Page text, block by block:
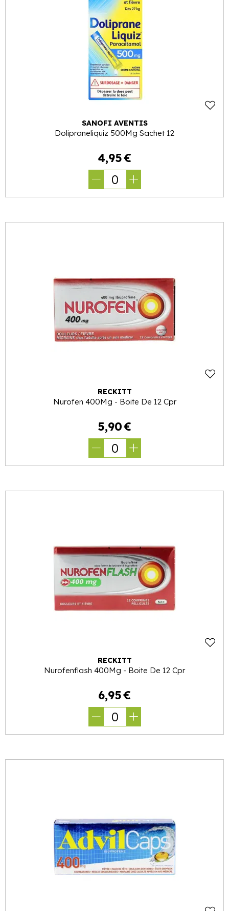
SANOFI AVENTIS
Dolipraneliquiz 500Mg Sachet 12
4,95€
0
RECKITT
Nurofen 400Mg - Boite De 12 Cpr
5,90€
0
RECKITT
Nurofenflash 400Mg - Boite De 12 Cpr
6,95€
0